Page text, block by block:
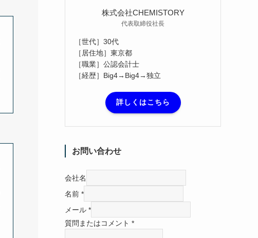
株式会社CHEMISTORY
代表取締役社長
［世代］30代
［居住地］東京都
［職業］公認会計士
［経歴］Big4→Big4→独立
詳しくはこちら
お問い合わせ
会社名
名前 *
メール *
質問またはコメント *